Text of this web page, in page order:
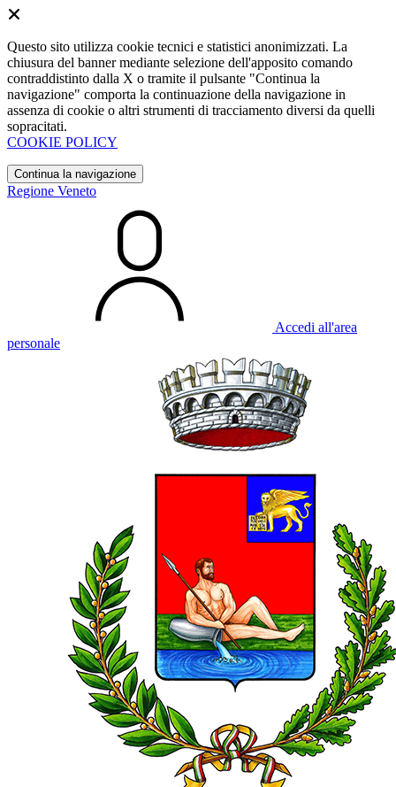
Questo sito utilizza cookie tecnici e statistici anonimizzati. La
chiusura del banner mediante selezione dell'apposito comando
contraddistinto dalla X o tramite il pulsante "Continua la
navigazione" comporta la continuazione della navigazione in
assenza di cookie o altri strumenti di tracciamento diversi da quelli
sopracitati.
COOKIE POLICY
Continua la navigazione
Regione Veneto
Accedi all'area
personale